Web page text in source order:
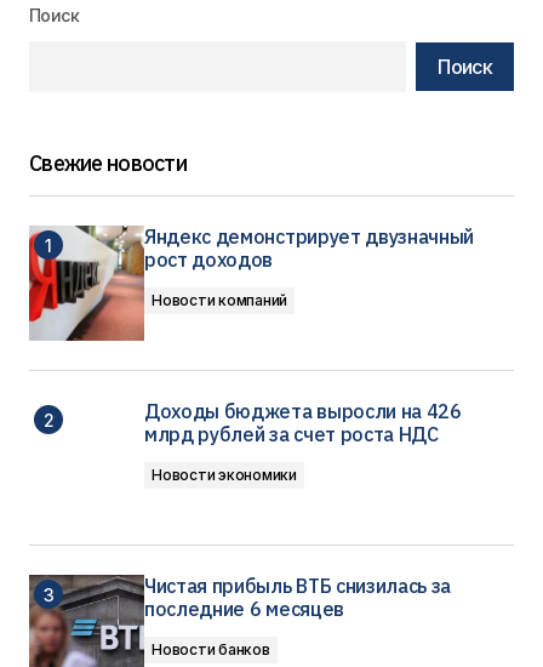
Поиск
Поиск
Свежие новости
Яндекс демонстрирует двузначный
рост доходов
Новости компаний
Доходы бюджета выросли на 426
млрд рублей за счет роста НДС
Новости экономики
Чистая прибыль ВТБ снизилась за
последние 6 месяцев
Новости банков